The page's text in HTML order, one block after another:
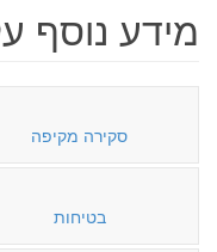
מידע נוסף
סקירה מקיפה
בטיחות